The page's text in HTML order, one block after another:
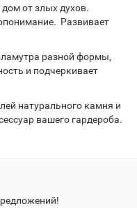
от злых духов.
Развивает
разной формы,
и подчеркивает
натурального камня и
вашего гардероба.